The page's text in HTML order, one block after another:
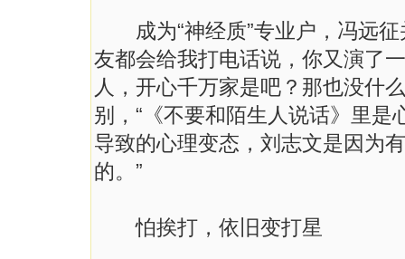
成为“神经质”专业户，冯远征
友都会给我打电话说，你又演了
人，开心千万家是吧？那也没什
别，“《不要和陌生人说话》里
导致的心理变态，刘志文是因为
的。”
怕挨打，依旧变打星